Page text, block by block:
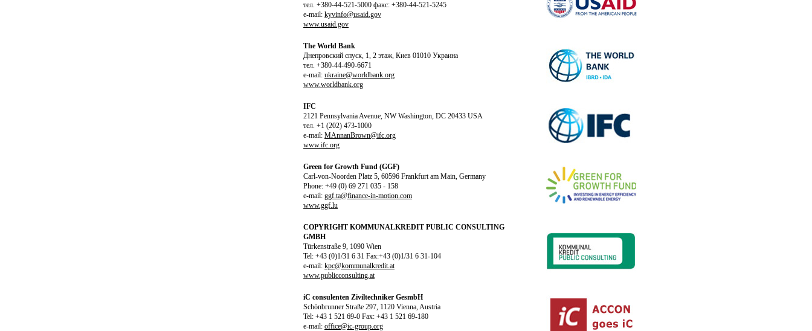
тел. +380-44-521-5000 факс: +380-44-521-5245
e-mail: kyvinfo@usaid.gov
www.usaid.gov
The World Bank
Днепровский спуск, 1, 2 этаж, Киев 01010 Украина
тел. +380-44-490-6671
e-mail: ukraine@worldbank.org
www.worldbank.org
IFC
2121 Pennsylvania Avenue, NW Washington, DC 20433 USA
тел. +1 (202) 473-1000
e-mail: MAnnanBrown@ifc.org
www.ifc.org
Green for Growth Fund (GGF)
Carl-von-Noorden Platz 5, 60596 Frankfurt am Main, Germany
Phone: +49 (0) 69 271 035 - 158
e-mail: ggf.ta@finance-in-motion.com
www.ggf.lu
COPYRIGHT KOMMUNALKREDIT PUBLIC CONSULTING
GMBH
Türkenstraße 9, 1090 Wien
Tel: +43 (0)1/31 6 31 Fax:+43 (0)1/31 6 31-104
e-mail: kpc@kommunalkredit.at
www.publicconsulting.at
iC consulenten Ziviltechniker GesmbH
Schönbrunner Straße 297, 1120 Vienna, Austria
Tel: +43 1 521 69-0 Fax: +43 1 521 69-180
e-mail: office@ic-group.org